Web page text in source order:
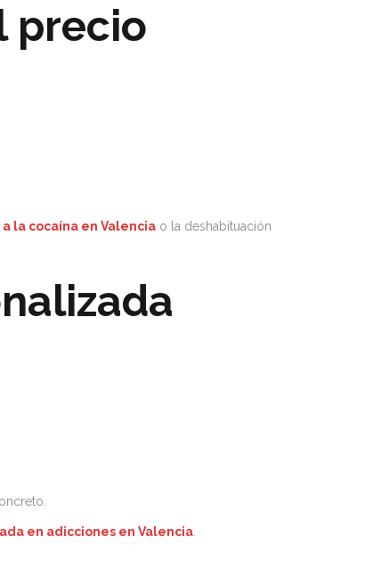
precio
la cocaína en Valencia o la deshabituación
en adicciones en Valencia.